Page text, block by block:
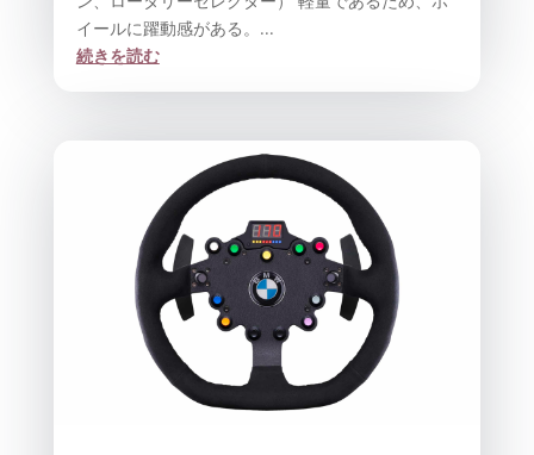
イールに躍動感がある。...
続きを読む